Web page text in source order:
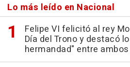
Lo más leído en Nacional
Felipe VI felicitó al rey
Día del Trono y destacó
hermandad" entre